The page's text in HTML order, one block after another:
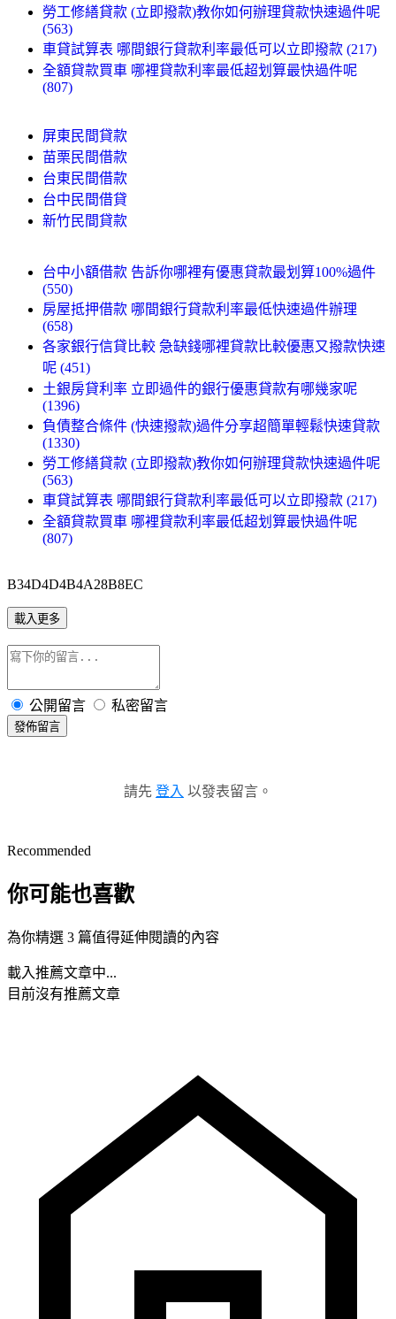
勞工修繕貸款 (立即撥款)教你如何辦理貸款快速過件呢
(563)
車貸試算表 哪間銀行貸款利率最低可以立即撥款 (217)
全額貸款買車 哪裡貸款利率最低超划算最快過件呢
(807)
屏東民間貸款
苗栗民間借款
台東民間借款
台中民間借貸
新竹民間貸款
台中小額借款 告訴你哪裡有優惠貸款最划算100%過件
(550)
房屋抵押借款 哪間銀行貸款利率最低快速過件辦理
(658)
各家銀行信貸比較 急缺錢哪裡貸款比較優惠又撥款快速
呢 (451)
土銀房貸利率 立即過件的銀行優惠貸款有哪幾家呢
(1396)
負債整合條件 (快速撥款)過件分享超簡單輕鬆快速貸款
(1330)
勞工修繕貸款 (立即撥款)教你如何辦理貸款快速過件呢
(563)
車貸試算表 哪間銀行貸款利率最低可以立即撥款 (217)
全額貸款買車 哪裡貸款利率最低超划算最快過件呢
(807)
B34D4D4B4A28B8EC
載入更多
公開留言 私密留言
發佈留言
請先 登入 以發表留言。
Recommended
你可能也喜歡
為你精選 3 篇值得延伸閱讀的內容
載入推薦文章中...
目前沒有推薦文章